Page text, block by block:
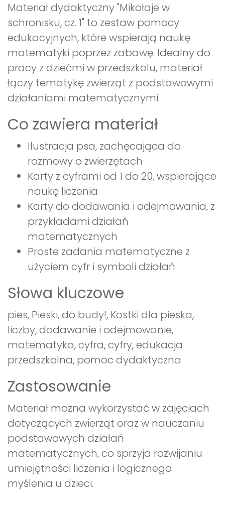
Materiał dydaktyczny "Mikołaje w
schronisku, cz. 1" to zestaw pomocy
edukacyjnych, które wspierają naukę
matematyki poprzez zabawę. Idealny do
pracy z dziećmi w przedszkolu, materiał
łączy tematykę zwierząt z podstawowymi
działaniami matematycznymi.
Co zawiera materiał
Ilustracja psa, zachęcająca do
rozmowy o zwierzętach
Karty z cyframi od 1 do 20, wspierające
naukę liczenia
Karty do dodawania i odejmowania, z
przykładami działań
matematycznych
Proste zadania matematyczne z
użyciem cyfr i symboli działań
Słowa kluczowe
pies, Pieski, do budy!, Kostki dla pieska,
liczby, dodawanie i odejmowanie,
matematyka, cyfra, cyfry, edukacja
przedszkolna, pomoc dydaktyczna
Zastosowanie
Materiał można wykorzystać w zajęciach
dotyczących zwierząt oraz w nauczaniu
podstawowych działań
matematycznych, co sprzyja rozwijaniu
umiejętności liczenia i logicznego
myślenia u dzieci.